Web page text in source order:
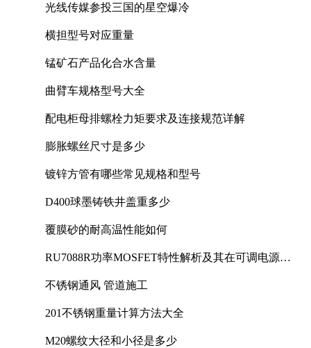
光线传媒参投三国的星空爆冷
横担型号对应重量
锰矿石产品化合水含量
曲臂车规格型号大全
配电柜母排螺栓力矩要求及连接规范详解
膨胀螺丝尺寸是多少
镀锌方管有哪些常见规格和型号
D400球墨铸铁井盖重多少
覆膜砂的耐高温性能如何
RU7088R功率MOSFET特性解析及其在可调电源设
不锈钢通风 管道施工
201不锈钢重量计算方法大全
M20螺纹大径和小径是多少